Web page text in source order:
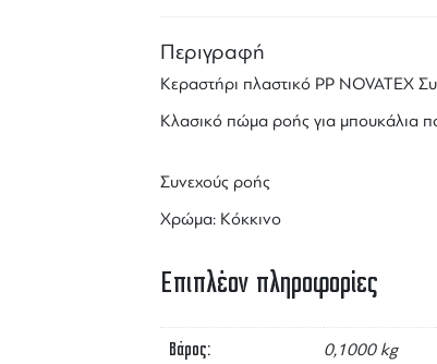
Περιγραφή
Κεραστήρι πλαστικό PP NOVATEX
Κλασικό πώμα ροής για μπουκάλια
Συνεχούς ροής
Χρώμα: Κόκκινο
Επιπλέον πληροφορίες
Βάρος 0,1000 kg